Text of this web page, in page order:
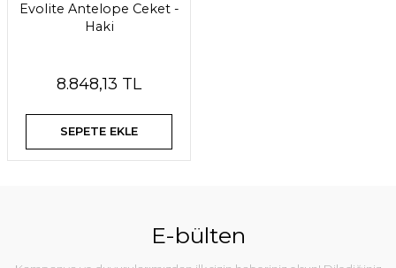
Evolite Antelope Ceket -
Haki
8.848,13 TL
SEPETE EKLE
E-bülten